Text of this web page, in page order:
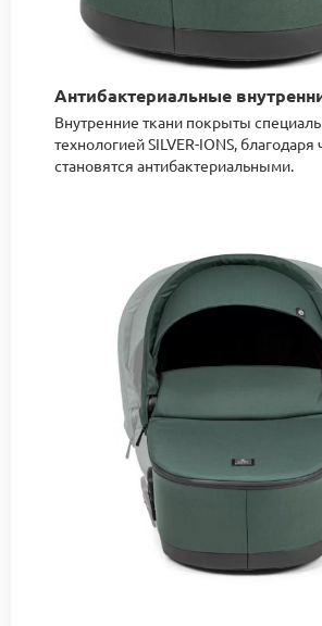
Антибактериальные
Внутренние ткани покрыты
технологией SILVER-IONS,
становятся антибактериальными.